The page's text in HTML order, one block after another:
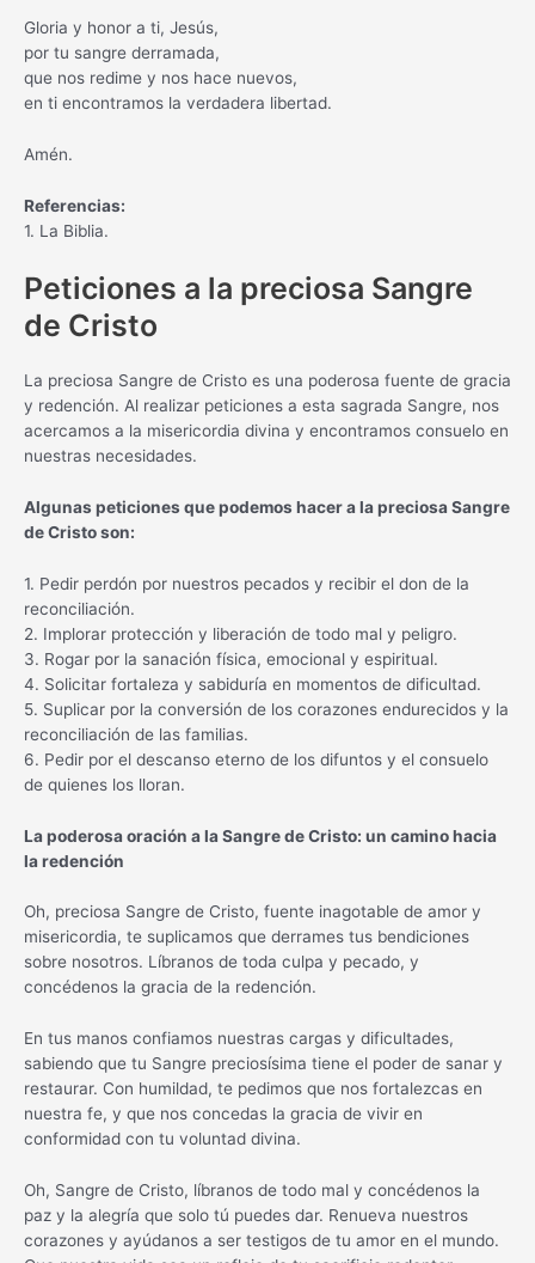
Gloria y honor a ti, Jesús,
por tu sangre derramada,
que nos redime y nos hace nuevos,
en ti encontramos la verdadera libertad.
Amén.
Referencias:
1. La Biblia.
Peticiones a la preciosa Sangre
de Cristo
La preciosa Sangre de Cristo es una poderosa fuente de gracia
y redención. Al realizar peticiones a esta sagrada Sangre, nos
acercamos a la misericordia divina y encontramos consuelo en
nuestras necesidades.
Algunas peticiones que podemos hacer a la preciosa Sangre
de Cristo son:
1. Pedir perdón por nuestros pecados y recibir el don de la
reconciliación.
2. Implorar protección y liberación de todo mal y peligro.
3. Rogar por la sanación física, emocional y espiritual.
4. Solicitar fortaleza y sabiduría en momentos de dificultad.
5. Suplicar por la conversión de los corazones endurecidos y la
reconciliación de las familias.
6. Pedir por el descanso eterno de los difuntos y el consuelo
de quienes los lloran.
La poderosa oración a la Sangre de Cristo: un camino hacia
la redención
Oh, preciosa Sangre de Cristo, fuente inagotable de amor y
misericordia, te suplicamos que derrames tus bendiciones
sobre nosotros. Líbranos de toda culpa y pecado, y
concédenos la gracia de la redención.
En tus manos confiamos nuestras cargas y dificultades,
sabiendo que tu Sangre preciosísima tiene el poder de sanar y
restaurar. Con humildad, te pedimos que nos fortalezcas en
nuestra fe, y que nos concedas la gracia de vivir en
conformidad con tu voluntad divina.
Oh, Sangre de Cristo, líbranos de todo mal y concédenos la
paz y la alegría que solo tú puedes dar. Renueva nuestros
corazones y ayúdanos a ser testigos de tu amor en el mundo.